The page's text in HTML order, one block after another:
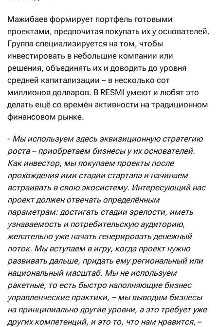
Мажибаев формирует портфель готовыми
проектами, предпочитая покупать их у основателей.
Группа специализируется на том, чтобы
инвестировать в небольшие компании или
решения, объединять их и доводить до уровня
средней капитализации – в несколько сот
миллионов долларов. В RESMI умеют и любят это
делать ещё со времён активности на традиционном
финансовом рынке.
- Мы используем здесь эквизиционную стратегию
роста – приобретаем бизнесы у их основателей.
Как инвестор, мы покупаем проекты после
прохождения ими стадии стартапа и начинаем
встраивать в свою экосистему. Интересующий нас
проект должен отвечать определённым
параметрам: достигать стадии зрелости, иметь
узнаваемость и потребительскую аудиторию,
желательно уже начать генерировать денежный
поток. Мы вступаем в игру, когда проект нужно
развивать дальше, придать ему региональный или
национальный масштаб. Мы не используем
ракетные, то есть быстро наполняющие бизнес
управленческие практики, – мы выводим бизнесы
на принципиально другие уровни, а это требует уже
других компетенций, и это то, что нам нравится, –